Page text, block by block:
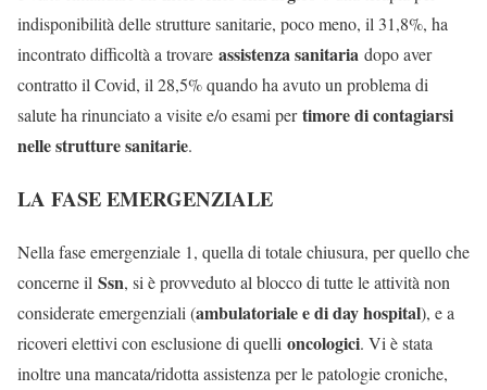
indisponibilità delle strutture sanitarie, poco meno, il 31,8%, ha
incontrato difficoltà a trovare assistenza sanitaria dopo aver
contratto il Covid, il 28,5% quando ha avuto un problema di
salute ha rinunciato a visite e/o esami pertimore di contagiarsi
nelle strutture sanitarie.
LA FASE EMERGENZIALE
Nella fase emergenziale 1, quella di totale chiusura, per quello che
concerne il Ssn, si è provveduto al blocco di tutte le attività non
considerate emergenziali (ambulatoriale e di day hospital), e a
ricoveri elettivi con esclusione di quelli oncologici. Vi è stata
inoltre una mancata/ridotta assistenza per le patologie croniche,